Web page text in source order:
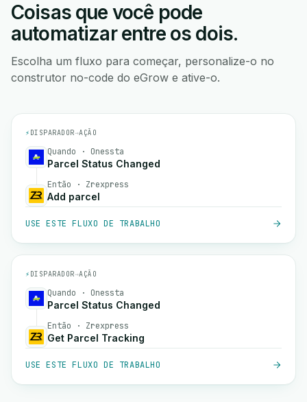
Coisas que você pode
automatizar entre os dois.
Escolha um fluxo para começar, personalize-o no
construtor no-code do eGrow e ative-o.
⚡ DISPARADOR→AÇÃO
Quando · Onessta
Parcel Status Changed
Então · Zrexpress
Add parcel
USE ESTE FLUXO DE TRABALHO
⚡ DISPARADOR→AÇÃO
Quando · Onessta
Parcel Status Changed
Então · Zrexpress
Get Parcel Tracking
USE ESTE FLUXO DE TRABALHO